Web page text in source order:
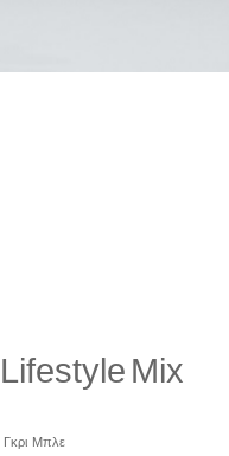
Lifestyle Mix
Γκρι Μπλε